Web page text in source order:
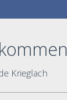
Krieglach